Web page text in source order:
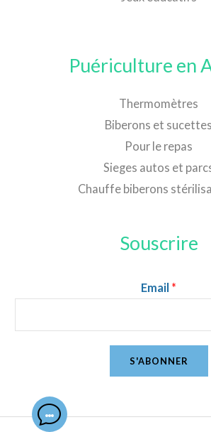
Puériculture en
Thermomètres
Biberons et sucettes
Pour le repas
Sieges autos et
Chauffe biberons
Souscrire
Email *
S'ABONNER